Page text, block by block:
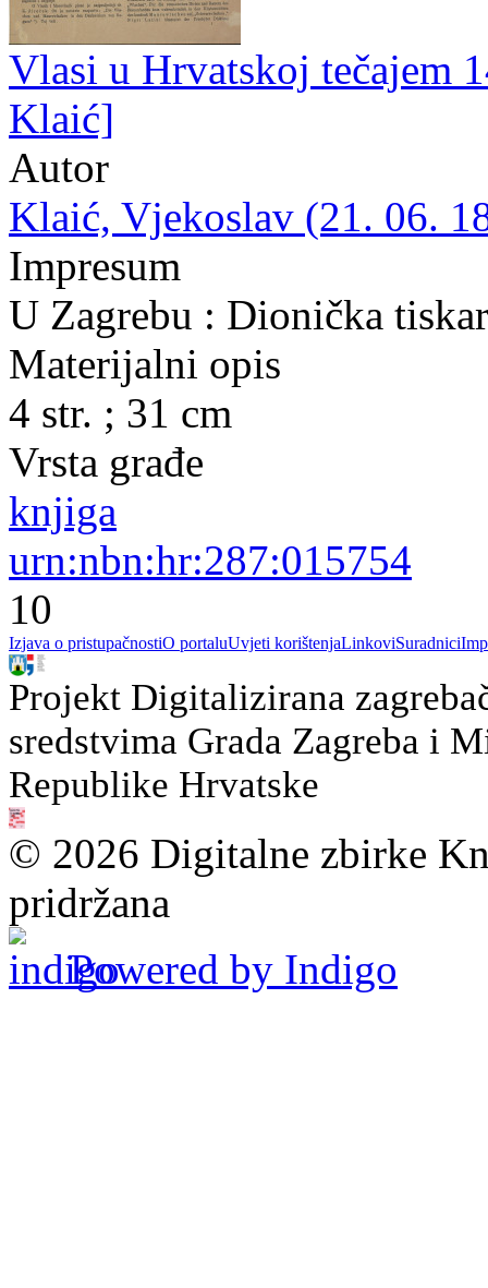
Vlasi u Hrvatskoj tečajem
Klaić]
Autor
Klaić, Vjekoslav (21. 06.
Impresum
U Zagrebu : Dionička
Materijalni opis
4 str. ; 31 cm
Vrsta građe
knjiga
urn:nbn:hr:287:015754
10
Izjava o pristupačnostiO portaluUvjeti korištenjaLinkoviSuradnici
Projekt Digitalizirana
sredstvima Grada Zagreba i
Republike Hrvatske
© 2026 Digitalne zbirke
pridržana
Powered by Indigo